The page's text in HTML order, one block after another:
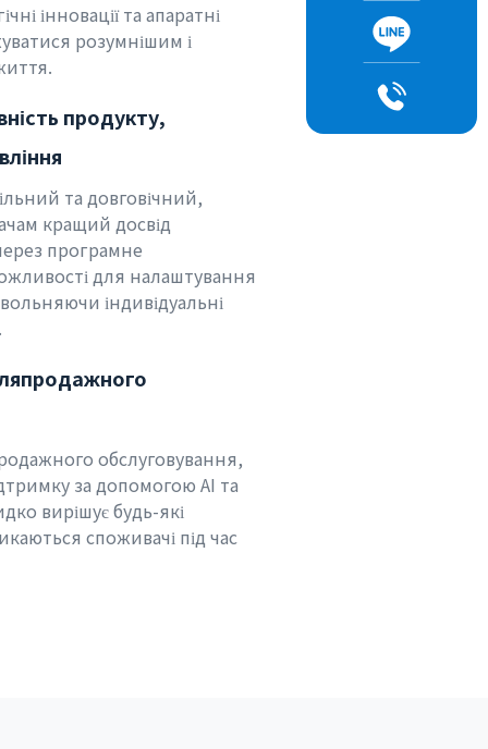
інновації та апаратні
розумнішим і
продукту,
та довговічний,
кращий досвід
програмне
для налаштування
індивідуальні
обслуговування,
за допомогою AI та
вирішує будь-які
споживачі під час